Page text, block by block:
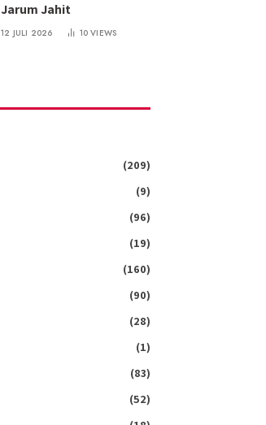
Jarum Jahit
12 JULI 2026 10VIEWS
(209)
(9)
(96)
(19)
(160)
(90)
(28)
(1)
(83)
(52)